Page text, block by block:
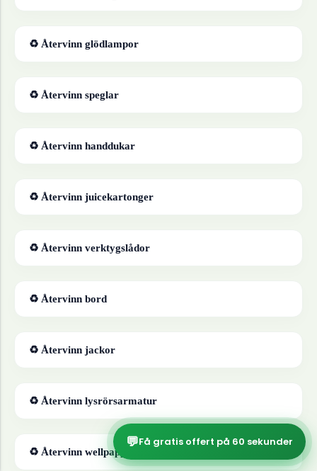
♻ Återvinn glödlampor
♻ Återvinn speglar
♻ Återvinn handdukar
♻ Återvinn juicekartonger
♻ Återvinn verktygslådor
♻ Återvinn bord
♻ Återvinn jackor
♻ Återvinn lysrörsarmatur
♻ Återvinn wellpapp
💬Få gratis offert på 60 sekunder